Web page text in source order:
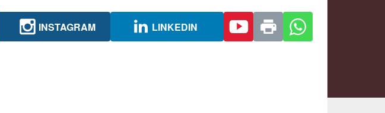
INSTAGRAM LINKEDIN